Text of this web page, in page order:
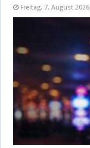
Freitag, 7. August 2026